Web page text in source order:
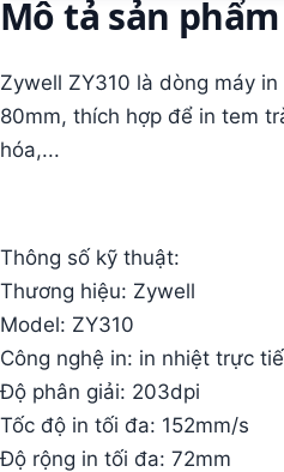
Mô tả sản phẩm
Zywell ZY310 là dòng máy
80mm, thích hợp để in tem
hóa,...
Thông số kỹ thuật:
Thương hiệu: Zywell
Model: ZY310
Công nghệ in: in nhiệt trực
Độ phân giải: 203dpi
Tốc độ in tối đa: 152mm/s
Độ rộng in tối đa: 72mm